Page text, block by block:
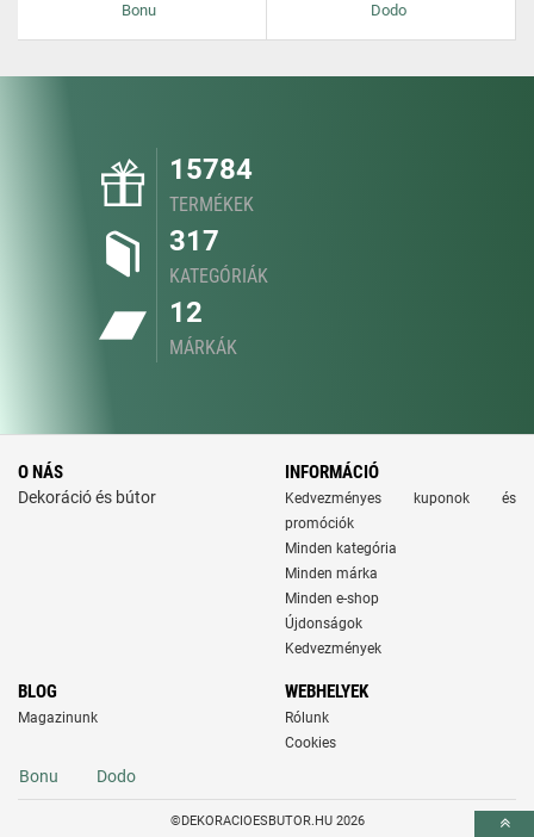
Bonu Dodo
15784
TERMÉKEK
317
KATEGÓRIÁK
12
MÁRKÁK
O NÁS
Dekoráció és bútor
INFORMÁCIÓ
Kedvezményes kuponok és
promóciók
Minden kategória
Minden márka
Minden e-shop
Újdonságok
Kedvezmények
BLOG
Magazinunk
WEBHELYEK
Rólunk
Cookies
Bonu Dodo
©DEKORACIOESBUTOR.HU 2026